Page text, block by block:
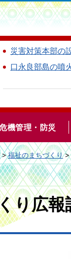
災害対策本部の
口永良部島の噴
機管理・防災
>福祉のまちづくり>
り広